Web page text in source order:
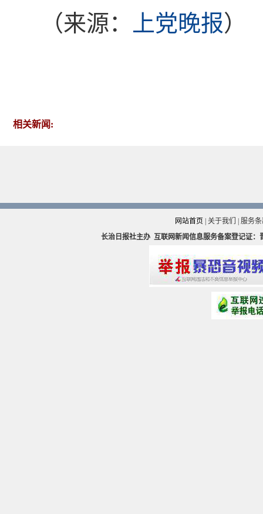
（来源： 上党晚报）
相关新闻:
网站首页 关于我们
服务
长治日报社主办 互联网新闻信息服务备案登记证：